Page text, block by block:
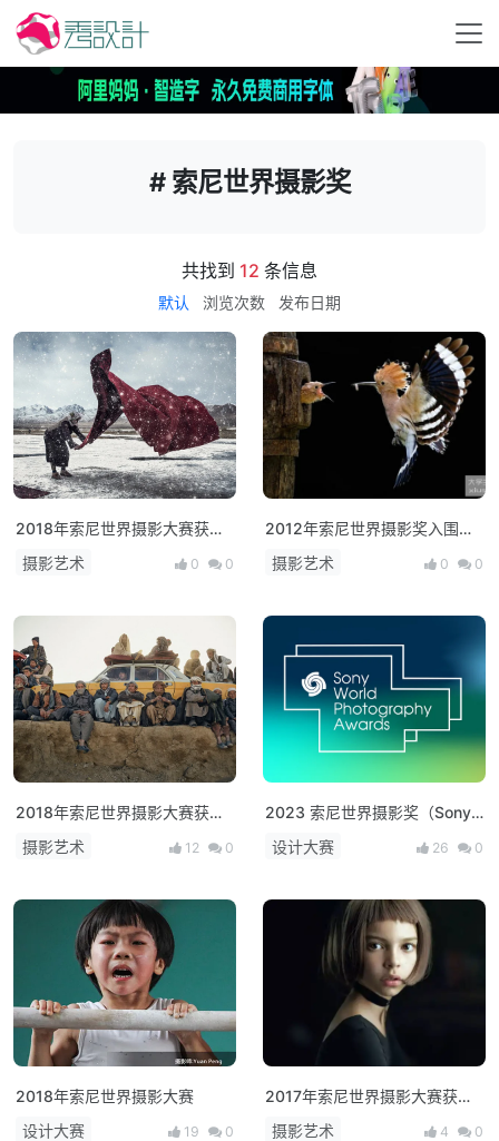
# 索尼世界摄影奖
共找到 12 条信息
默认 浏览次数 发布日期
2018年索尼世界摄影大赛获奖
作品（中国专项奖、公开组）
摄影艺术 0 0
2012年索尼世界摄影奖入围作
品欣赏
摄影艺术 0 0
2018年索尼世界摄影大赛获奖
作品（专业组）
摄影艺术 12 0
2023 索尼世界摄影奖（Sony
World Photography Awards）
设计大赛 26 0
2018年索尼世界摄影大赛
设计大赛
19 0
2017年索尼世界摄影大赛获奖
作品欣赏
摄影艺术 4 0